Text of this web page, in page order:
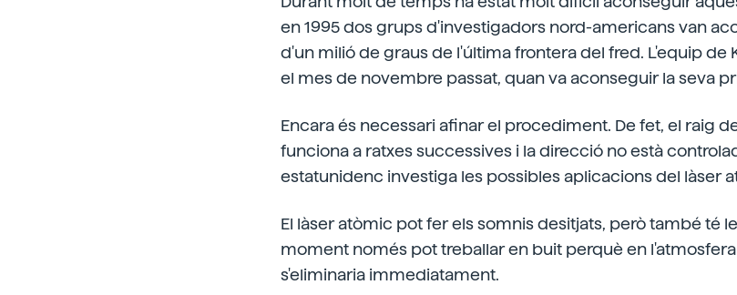
en 1995 dos grups d'investigadors nord-americans van
d'un milió de graus de l'última frontera del fred. L'equip de
el mes de novembre passat, quan va aconseguir la seva
Encara és necessari afinar el procediment. De fet, el raig
funciona a ratxes successives i la direcció no està
estatunidenc investiga les possibles aplicacions del làser
El làser atòmic pot fer els somnis desitjats, però també té
moment només pot treballar en buit perquè en
s'eliminaria immediatament.